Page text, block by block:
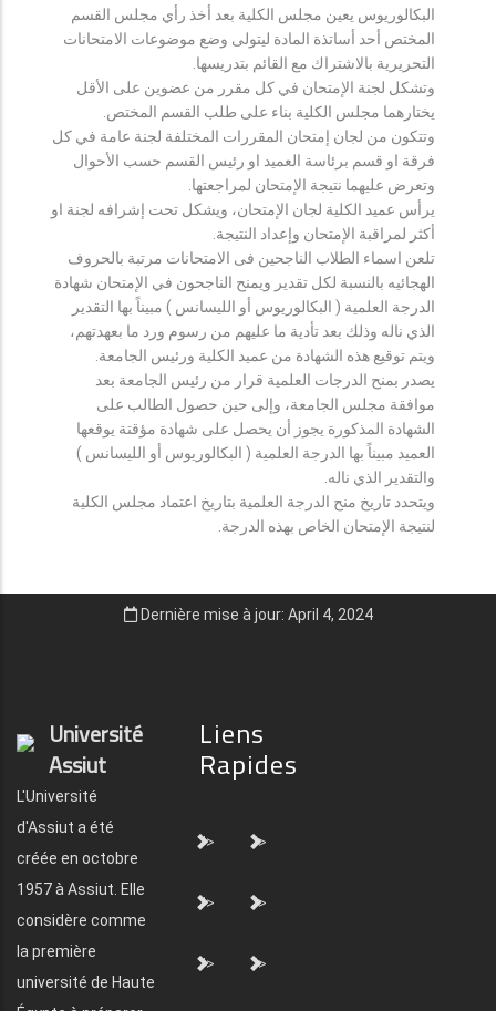
البكالوريوس يعين مجلس الكلية بعد أخذ رأي مجلس القسم
المختص أحد أساتذة المادة ليتولى وضع موضوعات الامتحانات
التحريرية بالاشتراك مع القائم بتدريسها.
وتشكل لجنة الإمتحان في كل مقرر من عضوين على الأقل
يختارهما مجلس الكلية بناء على طلب القسم المختص.
وتتكون من لجان إمتحان المقررات المختلفة لجنة عامة في كل
فرقة او قسم برئاسة العميد او رئيس القسم حسب الأحوال
وتعرض عليهما نتيجة الإمتحان لمراجعتها.
يرأس عميد الكلية لجان الإمتحان، ويشكل تحت إشرافه لجنة او
أكثر لمراقبة الإمتحان وإعداد النتيجة.
تلعن اسماء الطلاب الناجحين فى الامتحانات مرتبة بالحروف
الهجائيه بالنسبة لكل تقدير ويمنح الناجحون في الإمتحان شهادة
الدرجة العلمية ( البكالوريوس أو الليسانس ) مبيناً بها التقدير
الذي ناله وذلك بعد تأدية ما عليهم من رسوم ورد ما بعهدتهم،
ويتم توقيع هذه الشهادة من عميد الكلية ورئيس الجامعة.
يصدر بمنح الدرجات العلمية قرار من رئيس الجامعة بعد
موافقة مجلس الجامعة، وإلى حين حصول الطالب على
الشهادة المذكورة يجوز أن يحصل على شهادة مؤقتة يوقعها
العميد مبيناً بها الدرجة العلمية ( البكالوريوس أو الليسانس )
والتقدير الذي ناله.
ويتحدد تاريخ منح الدرجة العلمية بتاريخ اعتماد مجلس الكلية
لنتيجة الإمتحان الخاص بهذه الدرجة.
Dernière mise à jour: April 4, 2024
Université
Assiut
L'Université
d'Assiut a été
créée en octobre
1957 à Assiut. Elle
considère comme
la première
université de Haute
Liens
Rapides
"> ">
"> ">
"> ">